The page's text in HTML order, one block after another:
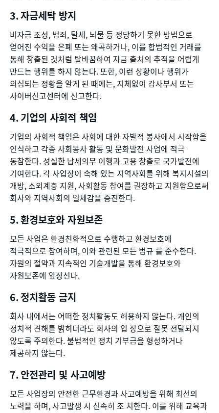
자금세탁 방지
비자금 조성, 범죄, 탈세, 뇌물 등 정당하기 못한 방법으로
얻어진 수익을 은폐 또는 왜곡하거나, 이를 합법적인 거래를
통해 창출된 것처럼 탈바꿈하여 자금 출처의 추적을 어렵게
만드는 행위를 하지 않는다. 또한, 이런 상황이나 행위가
의심되는 정황을 알게 된 때에는, 지체없이 감사부서 또는
사이버신고센터에 신고한다.
기업의 사회적 책임
기업의 사회적 책임은 사회에 대한 자발적 봉사에서 시작함을
인식하고 각종 사회봉사 활동 및 문화발전 사업에 적극
동참한다. 성실한 납세의무 이행과 고용 창출로 국가발전에
기여한다. 각 사업장이 속해 있는 지역사회를 위해 복지시설의
개방, 소외계층 지원, 사회활동 참여를 권장하고 지원함으로써
회사와 지역사회의 일체감을 증진한다.
환경보호와 자원보존
모든 사업은 환경친화적으로 수행하고 환경보호에
적극적으로 참여하며, 이와 관련된 모든 법규 를 준수한다.
자원의 절약과 지속적인 기술개발을 통해 환경보호와
자원보존에 앞장선다.
정치활동 금지
회사 내에서는 어떠한 정치활동도 허용하지 않는다. 개인의
정치적 견해를 밝히더라도 회사의 입 장으로 잘못 전달되지
않도록 주의한다. 불법적인 정치 기부금을 형성하거나
제공하지 않는다.
안전관리 및 사고예방
모든 사업장의 안전한 근무환경과 사고예방을 위해 최선의
노력을 하며, 사고발생 시 신속히 조 치한다. 이를 위해 교육과